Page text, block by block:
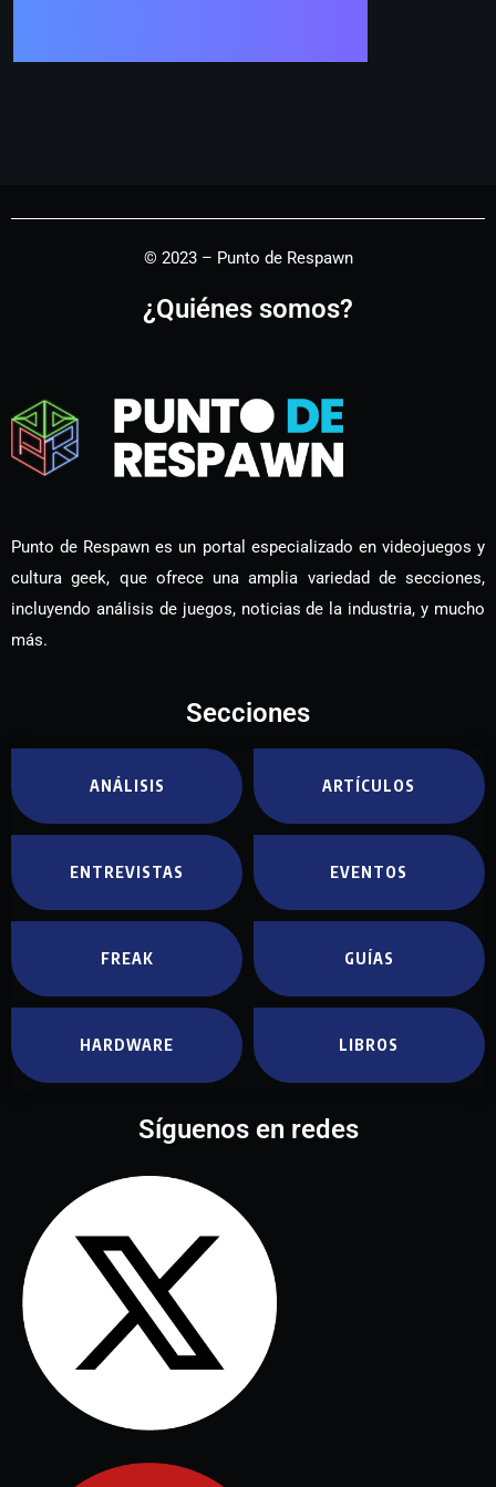
© 2023 – Punto de Respawn
¿Quiénes somos?
Punto de Respawn es un portal especializado en videojuegos y
cultura geek, que ofrece una amplia variedad de secciones,
incluyendo análisis de juegos, noticias de la industria, y mucho
más.
Secciones
ANÁLISIS ARTÍCULOS
ENTREVISTAS EVENTOS
FREAK GUÍAS
HARDWARE LIBROS
Síguenos en redes